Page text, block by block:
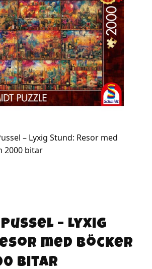
– Lyxig
med böcker
bitar